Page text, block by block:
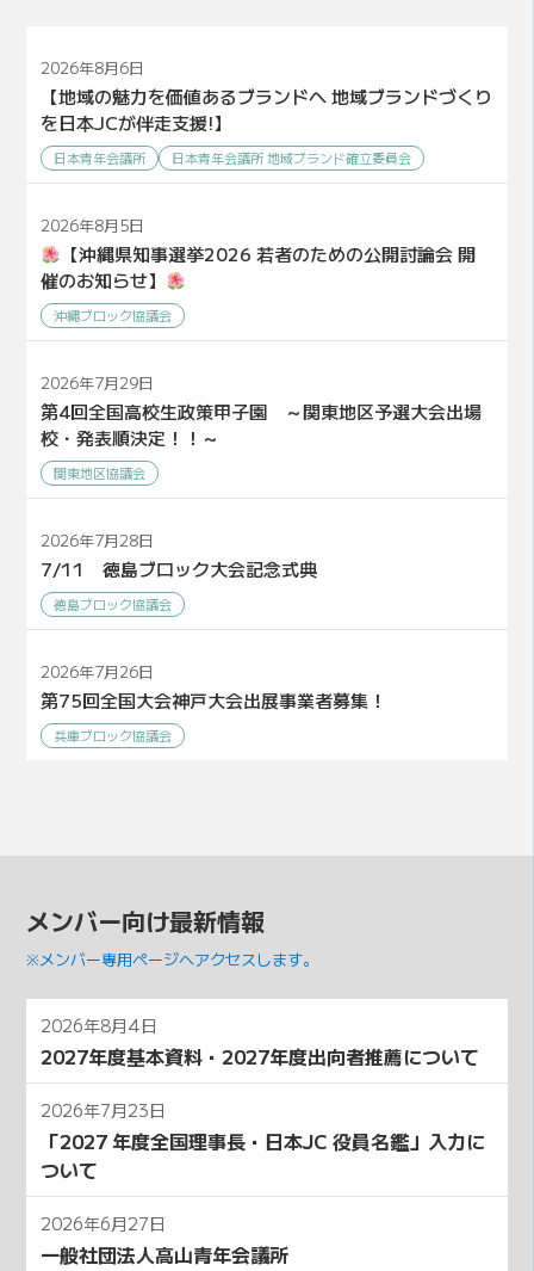
2026年8月6日
【地域の魅力を価値あるブランドへ 地域ブランドづくり
を日本JCが伴走支援!】
日本青年会議所 日本青年会議所 地域ブランド確立委員会
2026年8月5日
【沖縄県知事選挙2026 若者のための公開討論会 開
催のお知らせ】
沖縄ブロック協議会
2026年7月29日
第4回全国高校生政策甲子園 ～関東地区予選大会出場
校・発表順決定！！～
関東地区協議会
2026年7月28日
7/11 徳島ブロック大会記念式典
徳島ブロック協議会
2026年7月26日
第75回全国大会神戸大会出展事業者募集！
兵庫ブロック協議会
メンバー向け最新情報
※メンバー専用ページへアクセスします。
2026年8月4日
2027年度基本資料・2027年度出向者推薦について
2026年7月23日
「2027 年度全国理事⻑・⽇本JC 役員名鑑」⼊⼒に
ついて
2026年6月27日
一般社団法人高山青年会議所